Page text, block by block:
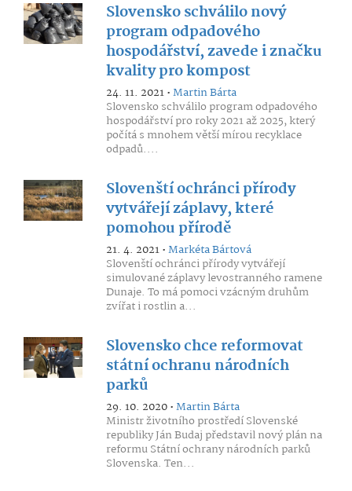
Slovensko schválilo nový
program odpadového
hospodářství, zavede i značku
kvality pro kompost
24. 11. 2021 •Martin Bárta
Slovensko schválilo program odpadového
hospodářství pro roky 2021 až 2025, který
počítá s mnohem větší mírou recyklace
odpadů....
Slovenští ochránci přírody
vytvářejí záplavy, které
pomohou přírodě
21. 4. 2021 •Markéta Bártová
Slovenští ochránci přírody vytvářejí
simulované záplavy levostranného ramene
Dunaje. To má pomoci vzácným druhům
zvířat i rostlin a...
Slovensko chce reformovat
státní ochranu národních
parků
29. 10. 2020 •Martin Bárta
Ministr životního prostředí Slovenské
republiky Ján Budaj představil nový plán na
reformu Státní ochrany národních parků
Slovenska. Ten...